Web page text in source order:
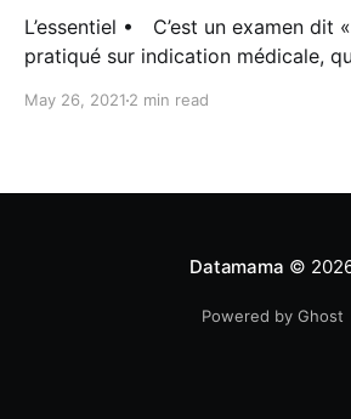
L’essentiel • C’est un examen dit « invasif »,
pratiqué sur indication médicale,
par voie transabdominale et/ou
May 26, 2021 2 min read
Datamama ©
Powered by Ghost